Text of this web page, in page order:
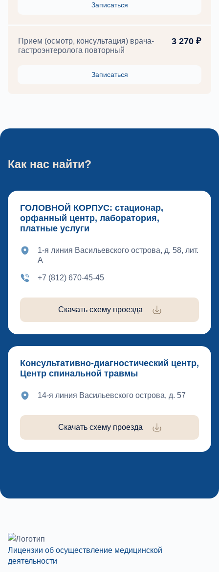
Записаться
Прием (осмотр, консультация) врача-
гастроэнтеролога повторный
3 270 ₽
Записаться
Как нас найти?
ГОЛОВНОЙ КОРПУС: стационар,
орфанный центр, лаборатория,
платные услуги
1-я линия Васильевского острова, д. 58, лит.
А
+7 (812) 670-45-45
Скачать схему проезда
Консультативно-диагностический центр,
Центр спинальной травмы
14-я линия Васильевского острова, д. 57
Скачать схему проезда
Лицензии об осуществление медицинской
деятельности